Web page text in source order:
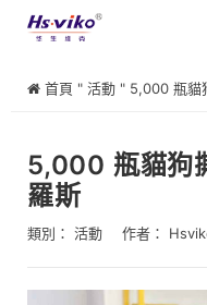
首頁 " 活動 " 5,000 瓶貓
5,000 瓶貓狗
羅斯
類別： 活動 作者：